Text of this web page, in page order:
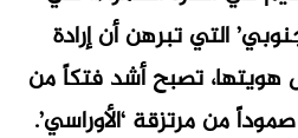
التي تبرهن أن إرادة
تصبح أشد فتكاً من
من مرتزقة ‘الأوراسي’.